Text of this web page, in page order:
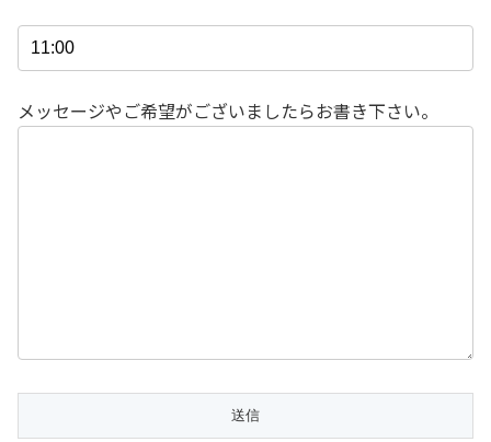
メッセージやご希望がございましたらお書き下さい。